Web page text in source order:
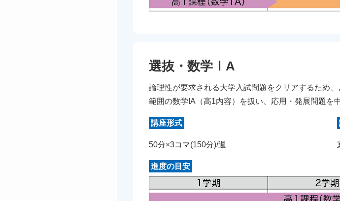
選抜・数学ⅠA
論理性が要求される大学入試問題をクリアするため
範囲の数学IA（高1内容）を扱い、応用・発展問題を
講座形式
50分×3コマ(150分)/週
進度の目安